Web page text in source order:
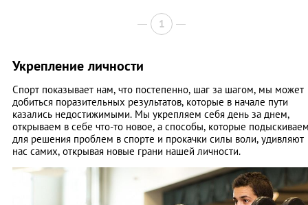
1
Укрепление личности
Спорт показывает нам, что постепенно, шаг за шагом, мы может
добиться поразительных результатов, которые в начале пути
казались недостижимыми. Мы укрепляем себя день за днем,
открываем в себе что-то новое, а способы, которые
для решения проблем в спорте и прокачки силы воли, удивляют
нас самих, открывая новые грани нашей личности.